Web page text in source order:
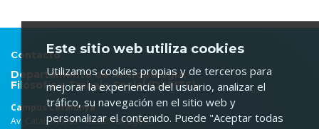
Contacto
Departamento de Antropología,
Filosofía y Trabajo Social (DAFITS)
Campus Catalunya
Av. Catalunya, 35. 43002 Tarragona
Este sitio web utiliza cookies
Utilizamos cookies propias y de terceros para
mejorar la experiencia del usuario, analizar el
tráfico, su navegación en el sitio web y
personalizar el contenido. Puede "Aceptar todas